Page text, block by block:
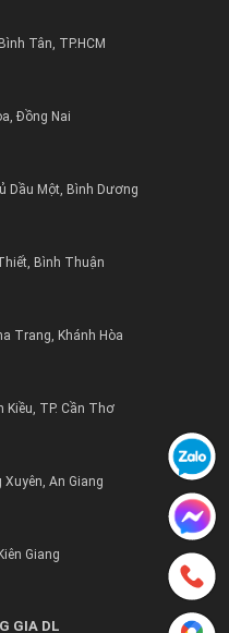
Tân, TP.HCM
Đồng Nai
Dầu Một, Bình Dương
Bình Thuận
Trang, Khánh Hòa
Kiều, TP. Cần Thơ
An Giang
Giang
GIA DL